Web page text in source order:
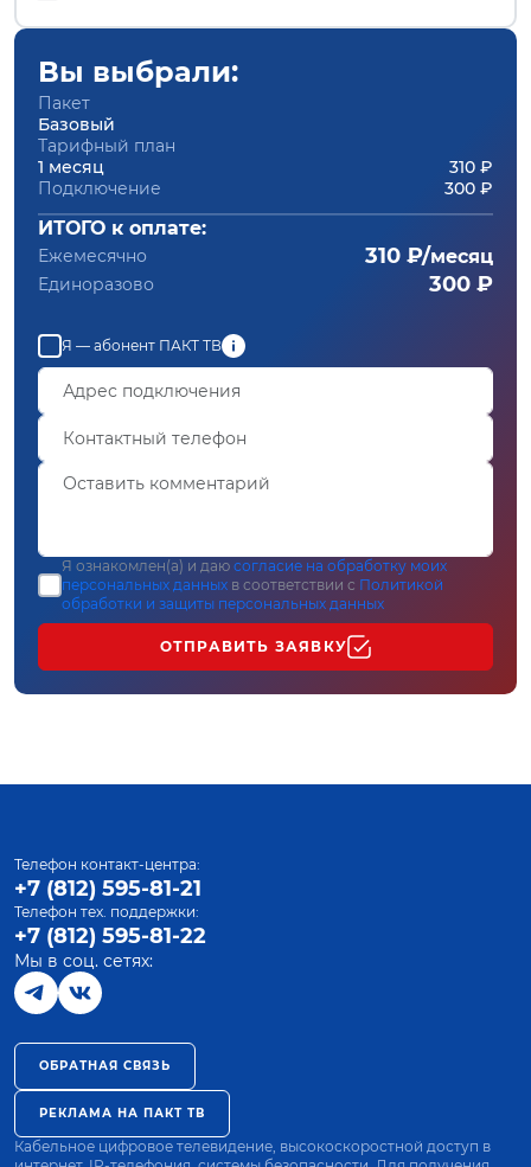
Вы выбрали:
Пакет
Базовый
Тарифный план
1 месяц
310 ₽
Подключение
300 ₽
ИТОГО к оплате:
Ежемесячно 310 ₽/месяц
Единоразово 300 ₽
Я — абонент ПАКТ ТВ
Я ознакомлен(а) и даю согласие на обработку моих
персональных данных в соответствии с Политикой
обработки и защиты персональных данных
ОТПРАВИТЬ ЗАЯВКУ
Телефон контакт-центра:
+7 (812) 595-81-21
Телефон тех. поддержки:
+7 (812) 595-81-22
Мы в соц. сетях:
ОБРАТНАЯ СВЯЗЬ
РЕКЛАМА НА ПАКТ ТВ
Кабельное цифровое телевидение, высокоскоростной доступ в